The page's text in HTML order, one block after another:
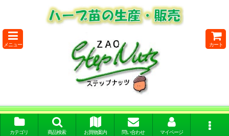
メニュー カート
カテゴリ 商品検索 お買物案内 問い合わせ マイページ